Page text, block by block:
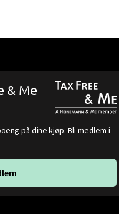
& Me
på dine kjøp. Bli medlem i